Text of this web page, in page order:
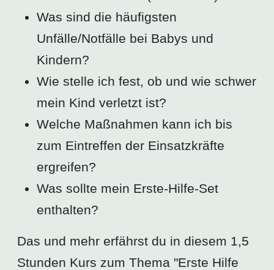
Was sind die häufigsten
Unfälle/Notfälle bei Babys und
Kindern?
Wie stelle ich fest, ob und wie schwer
mein Kind verletzt ist?
Welche Maßnahmen kann ich bis
zum Eintreffen der Einsatzkräfte
ergreifen?
Was sollte mein Erste-Hilfe-Set
enthalten?
Das und mehr erfährst du in diesem 1,5
Stunden Kurs zum Thema "Erste Hilfe